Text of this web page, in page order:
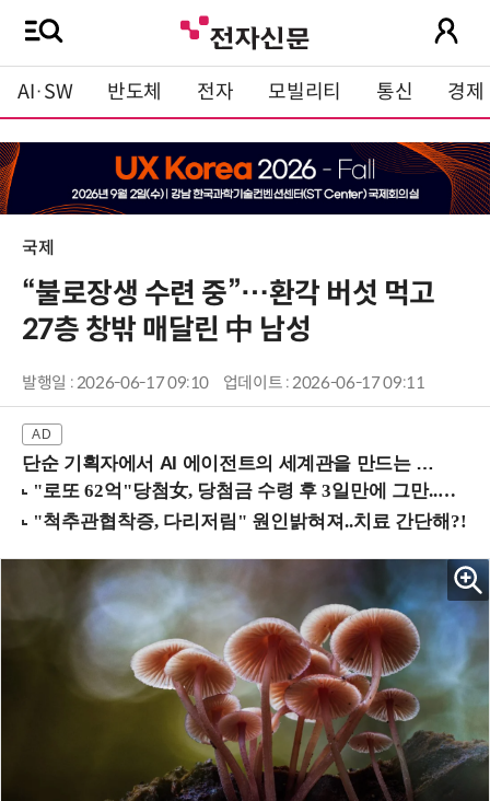
AI·SW 반도체 전자 모빌리티 통신 경제
국제
“불로장생 수련 중”…환각 버섯 먹고
27층 창밖 매달린 中 남성
발행일 : 2026-06-17 09:10 업데이트 : 2026-06-17 09:11
단순 기획자에서 AI 에이전트의 세계관을 만드는 지식 설계자로.. (8/20 강남역)